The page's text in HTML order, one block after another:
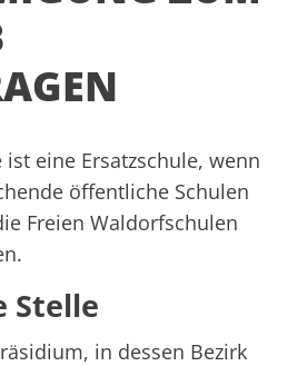
ist eine Ersatzschule, wenn
öffentliche Schulen
Freien Waldorfschulen
Stelle
in dessen Bezirk